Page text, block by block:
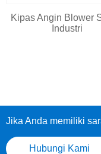
Kipas Angin Blower
Industri
Jika Anda memiliki
Hubungi Kami